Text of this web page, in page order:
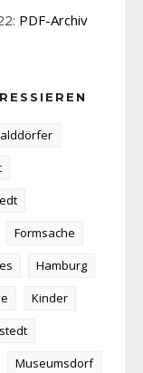
PDF-Archiv
Formsache
Hamburg
Kinder
Museumsdorf